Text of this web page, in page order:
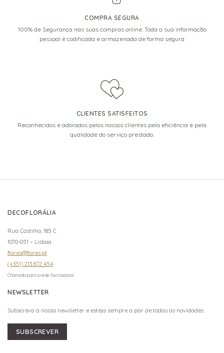
COMPRA SEGURA
100% de Segurança nas suas compras online. Toda a sua informação
pessoal é codificada e armazenada de forma segura
CLIENTES SATISFEITOS
Reconhecidos e adorados pelos nossos clientes pela eficiência e pela
qualidade do serviço prestado.
DECOFLORÁLIA
Rua Castilho, 185 C
1070-051 – Lisboa
flores@flores.pt
(+351) 213 872 454
Chamada para a rede fixa nacional
NEWSLETTER
Subscreva a nossa newsletter e esteja sempre a par de todas as novidades.
SUBSCREVER